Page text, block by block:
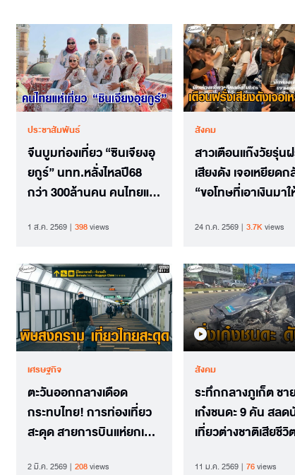
ประชาสัมพันธ์
จีนบูมท่องเที่ยว “ซินเจียงอุ
ยกูร์” นทท.หลั่งไหลปี68
กว่า 300ล้านคน คนไทยแห่
1 ส.ค. 2569 398views
สังคม
สาวเตือนแก๊งวัยรุ่น
เสียงดัง เจอเหยียด
“ขอโทษที่เอาเงินมา
คนไทยเพิกเฉย
24 ก.ค. 2569 3.7Kviews
เศรษฐกิจ
ตะวันออกกลางเดือด
กระทบไทย! การท่องเที่ยว
สะดุด สายการบินแห่ยกเลิก
2 มี.ค. 2569 208views
สังคม
ระทึกกลางภูเก็ต ชา
เก๋งชนดะ 9 คัน สล
เที่ยวต่างชาติเสียชีวิ
11 ม.ค. 2569 76views